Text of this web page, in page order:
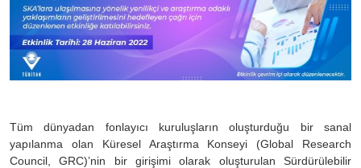
Tüm dünyadan fonlayıcı kuruluşların oluşturduğu bir sanal
yapılanma olan Küresel Araştırma Konseyi (Global Research
Council, GRC)’nin bir girişimi olarak oluşturulan Sürdürülebilir